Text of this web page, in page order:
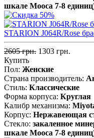
шкале Мооса 7-8
STARION J064R/Rose
2605 грн. 1303 грн.
Купить
Пол: Женские
Страна производитель:
Стиль: Классические
Форма корпуса: Круглая
Калибр механизма:
Корпус: Нержавеющая
Стекло: закаленное
шкале Мооса 7-8